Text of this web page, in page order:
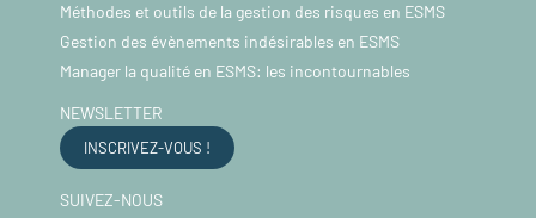
Méthodes et outils de la gestion des risques en ESMS
Gestion des évènements indésirables en ESMS
Manager la qualité en ESMS: les incontournables
NEWSLETTER
INSCRIVEZ-VOUS !
SUIVEZ-NOUS